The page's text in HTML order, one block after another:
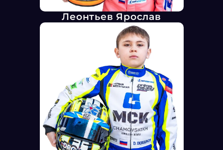
Леонтьев Ярослав